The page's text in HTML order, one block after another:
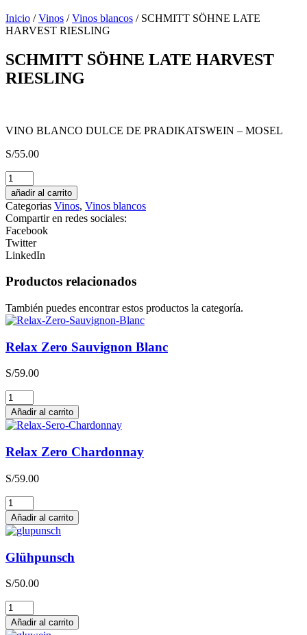
Inicio /Vinos /Vinos blancos / SCHMITT SÖHNE LATE
HARVEST RIESLING
SCHMITT SÖHNE LATE HARVEST
RIESLING
VINO BLANCO DULCE DE PRADIKATSWEIN – MOSEL
S/55.00
EMISARIO
B.E.
Agave
Oro
30°
1L
cantidad
añadir al carrito
Categorias Vinos, Vinos blancos
Compartir en redes sociales:
Facebook
Twitter
LinkedIn
Productos relacionados
También puedes encontrar estos productos la categoría.
Relax Zero Sauvignon Blanc
S/59.00
Relax
Zero
Sauvignon
Blanc
cantidad
Añadir al carrito
Relax Zero Chardonnay
S/59.00
Relax
Zero
Chardonnay
cantidad
Añadir al carrito
Glühpunsch
S/50.00
Glühpunsch
cantidad
Añadir al carrito